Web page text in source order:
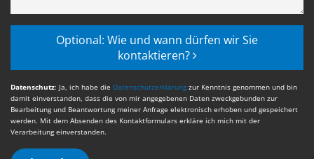
Optional: Wie und wann dürfen wir Sie
kontaktieren?
Datenschutz: Ja, ich habe die Datenschutzerklärung zur Kenntnis genommen und bin
damit einverstanden, dass die von mir angegebenen Daten zweckgebunden zur
Bearbeitung und Beantwortung meiner Anfrage elektronisch erhoben und gespeichert
werden. Mit dem Absenden des Kontaktformulars erkläre ich mich mit der
Verarbeitung einverstanden.